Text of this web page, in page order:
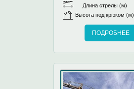
Длина стрелы (м)
Высота под крюком (м)
ПОДРОБНЕЕ